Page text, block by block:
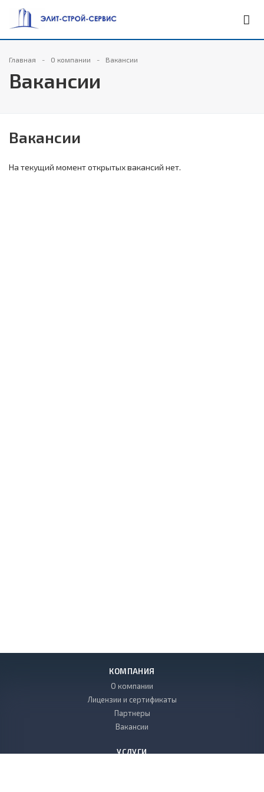
Главная О компании Вакансии
Вакансии
Вакансии
На текущий момент открытых вакансий нет.
КОМПАНИЯ
О компании
Лицензии и сертификаты
Партнеры
Вакансии
УСЛУГИ